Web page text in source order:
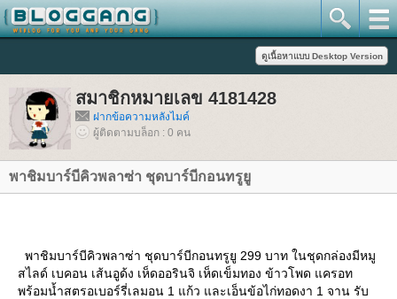
สมาชิกหมายเลข 4181428
ฝากข้อความหลังไมค์
ผู้ติดตามบล็อก : 0 คน
พาชิมบาร์บีคิวพลาซ่า ชุดบาร์บีกอนทรูยู
พาชิมบาร์บีคิวพลาซ่า ชุดบาร์บีกอนทรูยู 299 บาท ในชุดกล่องมีหมู
สไลด์ เบคอน เส้นอูด้ง เห็ดออรินจิ เห็ดเข็มทอง ข้าวโพด แครอท
พร้อมน้ำสตรอเบอร์รี่เลมอน 1 แก้ว และเอ็นข้อไก่ทอดงา 1 จาน รับ